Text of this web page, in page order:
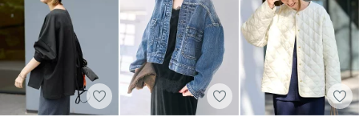
ブラック・ブラウン着用スタッフ身長：165cm着用サイズ：
フリー
ベージュ着用スタッフ身長：153cm着用サイズ：フリー
ネイビー着用スタッフ身長：161cm着用サイズ：フリー
詳細着用スタッフ身長：162cm着用サイズ：フリー